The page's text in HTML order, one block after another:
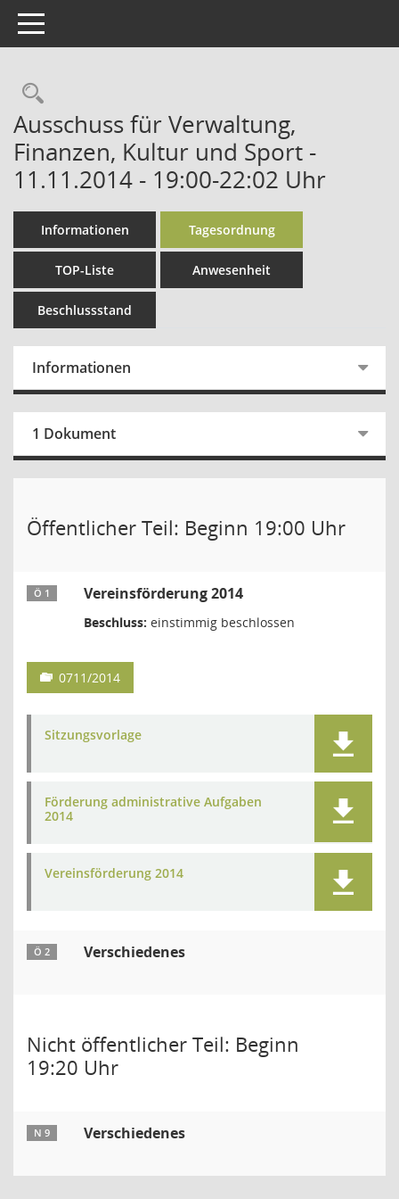
Toggle navigation
Rechercheauswahl
Ausschuss für Verwaltung,
Finanzen, Kultur und Sport -
11.11.2014 - 19:00-22:02 Uhr
Informationen Tagesordnung
TOP-Liste Anwesenheit
Beschlussstand
Informationen
1 Dokument
Öffentlicher Teil: Beginn 19:00 Uhr
Ö 1 Vereinsförderung 2014
Beschluss: einstimmig beschlossen
0711/2014
Sitzungsvorlage
Förderung administrative Aufgaben
2014
Vereinsförderung 2014
Ö 2 Verschiedenes
Nicht öffentlicher Teil: Beginn
19:20 Uhr
N 9 Verschiedenes